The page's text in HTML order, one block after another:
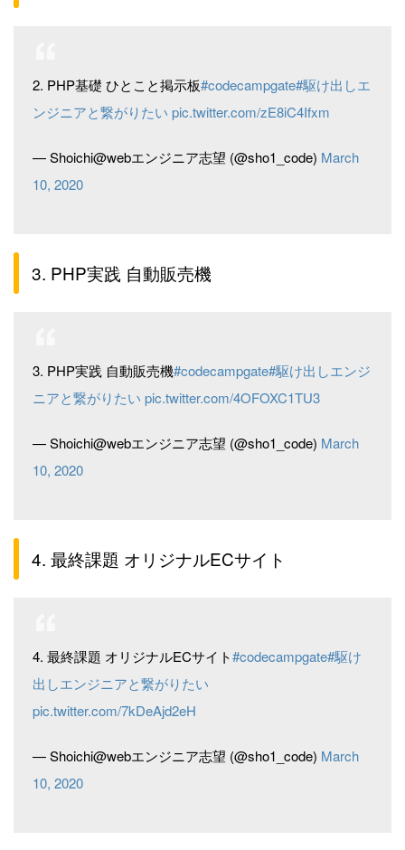
2. PHP基礎 ひとこと掲示板#codecampgate#駆け出しエ
ンジニアと繋がりたい pic.twitter.com/zE8iC4Ifxm
— Shoichi@webエンジニア志望 (@sho1_code) March
10, 2020
3. PHP実践 自動販売機
3. PHP実践 自動販売機#codecampgate#駆け出しエンジ
ニアと繋がりたい pic.twitter.com/4OFOXC1TU3
— Shoichi@webエンジニア志望 (@sho1_code) March
10, 2020
4. 最終課題 オリジナルECサイト
4. 最終課題 オリジナルECサイト#codecampgate#駆け
出しエンジニアと繋がりたい
pic.twitter.com/7kDeAjd2eH
— Shoichi@webエンジニア志望 (@sho1_code) March
10, 2020